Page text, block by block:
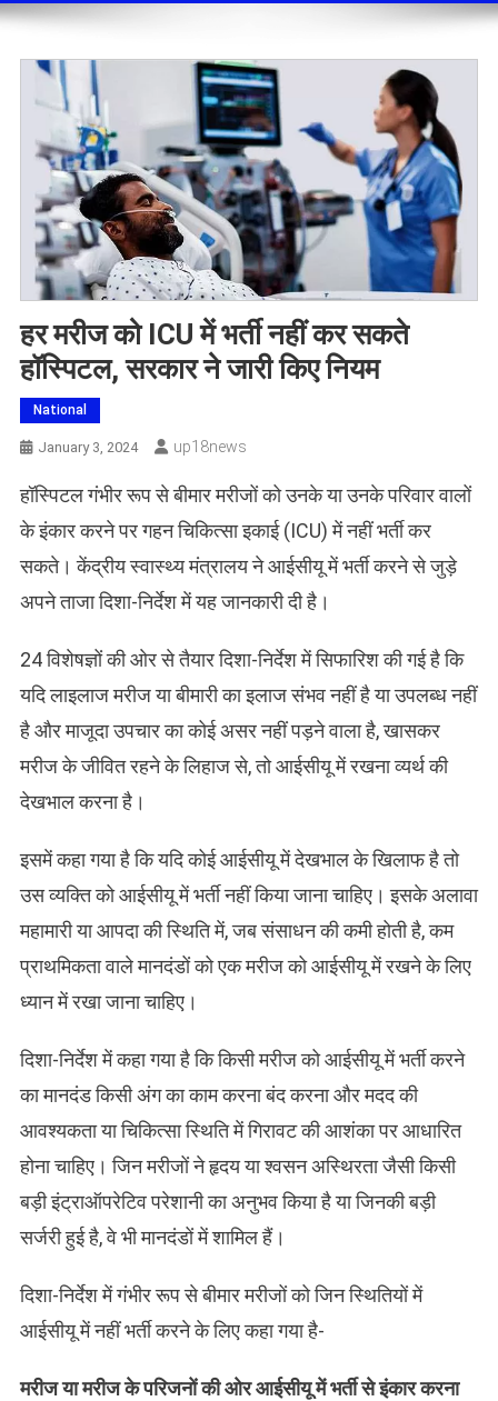
हर मरीज को ICU में भर्ती नहीं कर सकते
हॉस्पिटल, सरकार ने जारी किए नियम
National
January 3, 2024 Up18news
हॉस्पिटल गंभीर रूप से बीमार मरीजों को उनके या उनके परिवार वालों
के इंकार करने पर गहन चिकित्सा इकाई (ICU) में नहीं भर्ती कर
सकते। केंद्रीय स्वास्थ्य मंत्रालय ने आईसीयू में भर्ती करने से जुड़े
अपने ताजा दिशा-निर्देश में यह जानकारी दी है।
24 विशेषज्ञों की ओर से तैयार दिशा-निर्देश में सिफारिश की गई है कि
यदि लाइलाज मरीज या बीमारी का इलाज संभव नहीं है या उपलब्ध नहीं
है और माजूदा उपचार का कोई असर नहीं पड़ने वाला है, खासकर
मरीज के जीवित रहने के लिहाज से, तो आईसीयू में रखना व्यर्थ की
देखभाल करना है।
इसमें कहा गया है कि यदि कोई आईसीयू में देखभाल के खिलाफ है तो
उस व्यक्ति को आईसीयू में भर्ती नहीं किया जाना चाहिए। इसके अलावा
महामारी या आपदा की स्थिति में, जब संसाधन की कमी होती है, कम
प्राथमिकता वाले मानदंडों को एक मरीज को आईसीयू में रखने के लिए
ध्यान में रखा जाना चाहिए।
दिशा-निर्देश में कहा गया है कि किसी मरीज को आईसीयू में भर्ती करने
का मानदंड किसी अंग का काम करना बंद करना और मदद की
आवश्यकता या चिकित्सा स्थिति में गिरावट की आशंका पर आधारित
होना चाहिए। जिन मरीजों ने हृदय या श्वसन अस्थिरता जैसी किसी
बड़ी इंट्राऑपरेटिव परेशानी का अनुभव किया है या जिनकी बड़ी
सर्जरी हुई है, वे भी मानदंडों में शामिल हैं।
दिशा-निर्देश में गंभीर रूप से बीमार मरीजों को जिन स्थितियों में
आईसीयू में नहीं भर्ती करने के लिए कहा गया है-
मरीज या मरीज के परिजनों की ओर आईसीयू में भर्ती से इंकार करना